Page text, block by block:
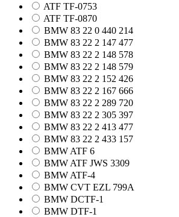
ATF TF-0753
ATF TF-0870
BMW 83 22 0 440 214
BMW 83 22 2 147 477
BMW 83 22 2 148 578
BMW 83 22 2 148 579
BMW 83 22 2 152 426
BMW 83 22 2 167 666
BMW 83 22 2 289 720
BMW 83 22 2 305 397
BMW 83 22 2 413 477
BMW 83 22 2 433 157
BMW ATF 6
BMW ATF JWS 3309
BMW ATF-4
BMW CVT EZL 799A
BMW DCTF-1
BMW DTF-1